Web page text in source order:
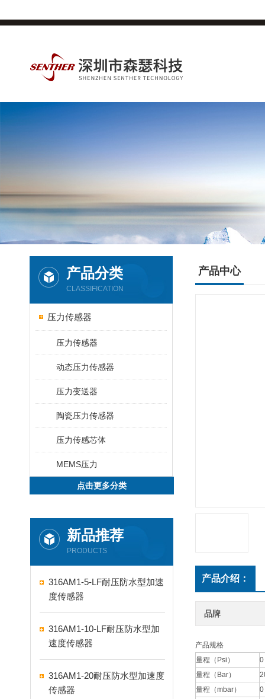
产品分类
CLASSIFICATION
压力传感器
压力传感器
动态压力传感器
压力变送器
陶瓷压力传感器
压力传感芯体
MEMS压力
点击更多分类
新品推荐
PRODUCTS
316AM1-5-LF耐压防水型加速
度传感器
316AM1-10-LF耐压防水型加
速度传感器
316AM1-20耐压防水型加速度
传感器
产品中心
产品介绍：
品牌
产品规格
量程（Psi）
0
量程（Bar）
量程（mbar）
0